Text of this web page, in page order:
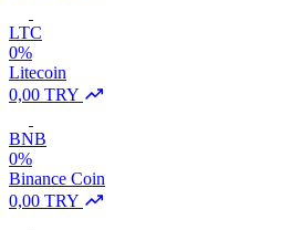
LTC
0%
Litecoin
0,00 TRY
BNB
0%
Binance Coin
0,00 TRY